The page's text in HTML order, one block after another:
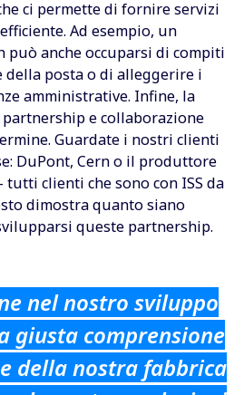
ci permette di fornire servizi
Ad esempio, un
può anche occuparsi di compiti
posta o di alleggerire i
amministrative. Infine, la
e collaborazione
Guardate i nostri clienti
DuPont, Cern o il produttore
tutti clienti che sono con ISS da
dimostra quanto siano
queste partnership.
nel nostro sviluppo
giusta comprensione
della nostra fabbrica